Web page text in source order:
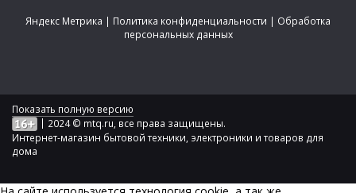
Яндекс Метрика | Политика конфиденциальности | Обработка
персональных данных
Показать полную версию
| 2024 © mtq.ru, все права защищены.
Интернет-магазин бытовой техники, электроники и товаров для
дома